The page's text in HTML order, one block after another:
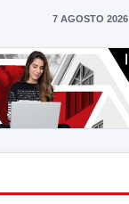
7 AGOSTO 2026